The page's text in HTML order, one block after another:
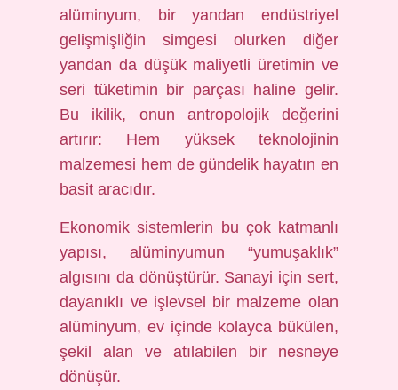
alüminyum, bir yandan endüstriyel
gelişmişliğin simgesi olurken diğer
yandan da düşük maliyetli üretimin ve
seri tüketimin bir parçası haline gelir.
Bu ikilik, onun antropolojik değerini
artırır: Hem yüksek teknolojinin
malzemesi hem de gündelik hayatın en
basit aracıdır.
Ekonomik sistemlerin bu çok katmanlı
yapısı, alüminyumun “yumuşaklık”
algısını da dönüştürür. Sanayi için sert,
dayanıklı ve işlevsel bir malzeme olan
alüminyum, ev içinde kolayca bükülen,
şekil alan ve atılabilen bir nesneye
dönüşür.